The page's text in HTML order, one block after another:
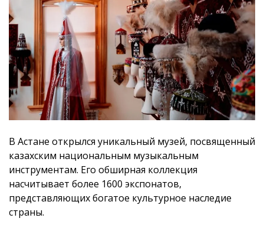
В Астане открылся уникальный музей, посвященный
казахским национальным музыкальным
инструментам. Его обширная коллекция
насчитывает более 1600 экспонатов,
представляющих богатое культурное наследие
страны.